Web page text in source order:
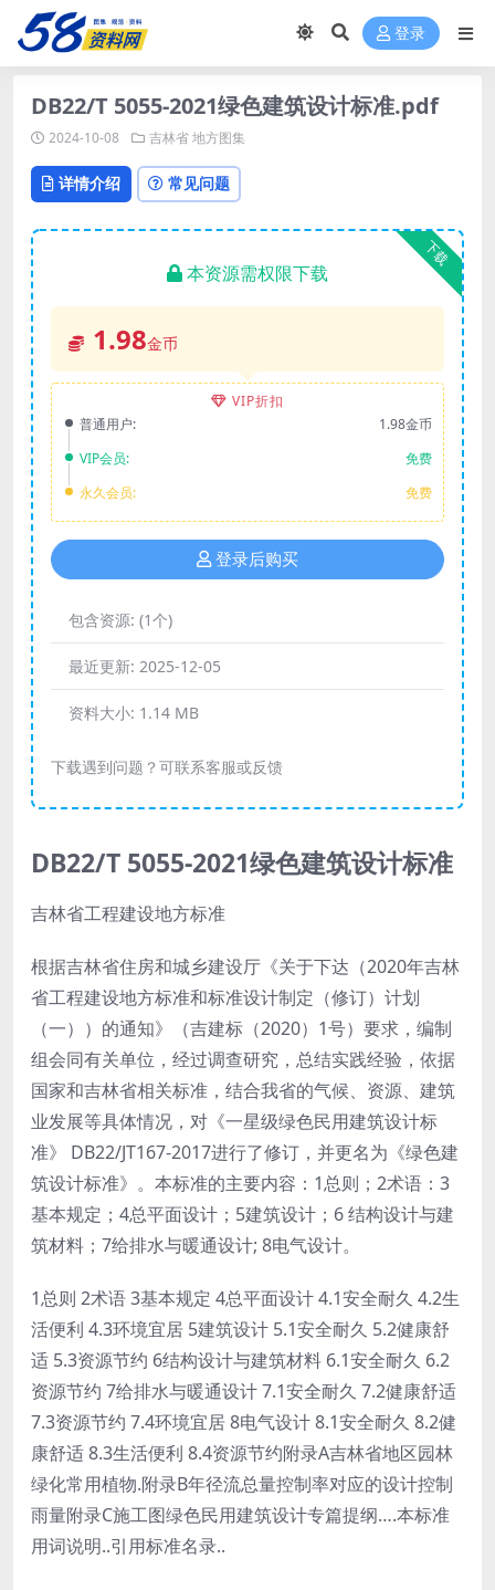
登录
DB22/T 5055-2021绿色建筑设计标准.pdf
2024-10-08 吉林省地方图集
详情介绍 常见问题
下载
本资源需权限下载
1.98金币
VIP折扣
普通用户:
1.98金币
VIP会员:
免费
永久会员:
免费
登录后购买
包含资源: (1个)
最近更新: 2025-12-05
资料大小: 1.14 MB
下载遇到问题？可联系客服或反馈
DB22/T 5055-2021绿色建筑设计标准
吉林省工程建设地方标准
根据吉林省住房和城乡建设厅《关于下达（2020年吉林
省工程建设地方标准和标准设计制定（修订）计划
（一））的通知》（吉建标（2020）1号）要求，编制
组会同有关单位，经过调查研究，总结实践经验，依据
国家和吉林省相关标准，结合我省的气候、资源、建筑
业发展等具体情况，对《一星级绿色民用建筑设计标
准》 DB22/JT167-2017进行了修订，并更名为《绿色建
筑设计标准》。本标准的主要内容：1总则；2术语：3
基本规定；4总平面设计；5建筑设计；6 结构设计与建
筑材料；7给排水与暖通设计; 8电气设计。
1总则 2术语 3基本规定 4总平面设计 4.1安全耐久 4.2生
活便利 4.3环境宜居 5建筑设计 5.1安全耐久 5.2健康舒
适 5.3资源节约 6结构设计与建筑材料 6.1安全耐久 6.2
资源节约 7给排水与暖通设计 7.1安全耐久 7.2健康舒适
7.3资源节约 7.4环境宜居 8电气设计 8.1安全耐久 8.2健
康舒适 8.3生活便利 8.4资源节约附录A吉林省地区园林
绿化常用植物.附录B年径流总量控制率对应的设计控制
雨量附录C施工图绿色民用建筑设计专篇提纲….本标准
用词说明..引用标准名录..